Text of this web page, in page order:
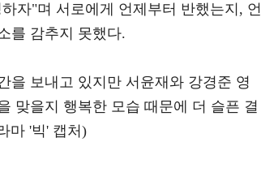
자"며 서로에게 언제부터 반했는지, 언
를 감추지 못했다.
을 보내고 있지만 서윤재와 강경준 영
맞을지 행복한 모습 때문에 더 슬픈 결
마 '빅' 캡처)